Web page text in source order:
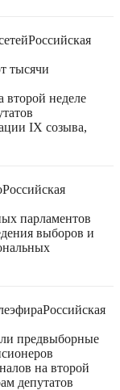
Российская
тысячи
второй неделе
IX созыва,
Российская
парламентов
выборов и
Российская
предвыборные
на второй
депутатов